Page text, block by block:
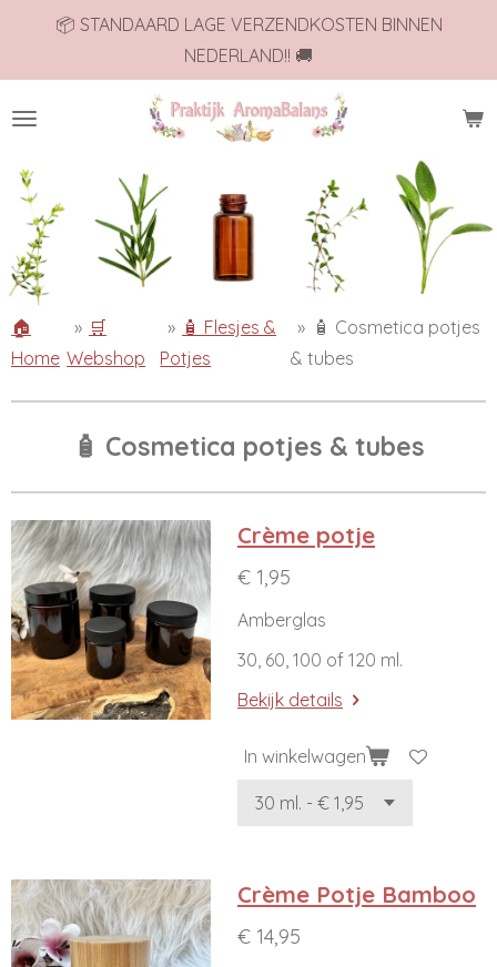
de
📦 STANDAARD LAGE VERZENDKOSTEN BINNEN
NEDERLAND!! 🚚
🏠
Home
» 🛒
Webshop
» 🧴 Flesjes &
Potjes
» 🧴 Cosmetica potjes
& tubes
🧴 Cosmetica potjes & tubes
Crème potje
€ 1,95
Amberglas
30, 60, 100 of 120 ml.
Bekijk details
In winkelwagen
Crème Potje Bamboo
€ 14,95